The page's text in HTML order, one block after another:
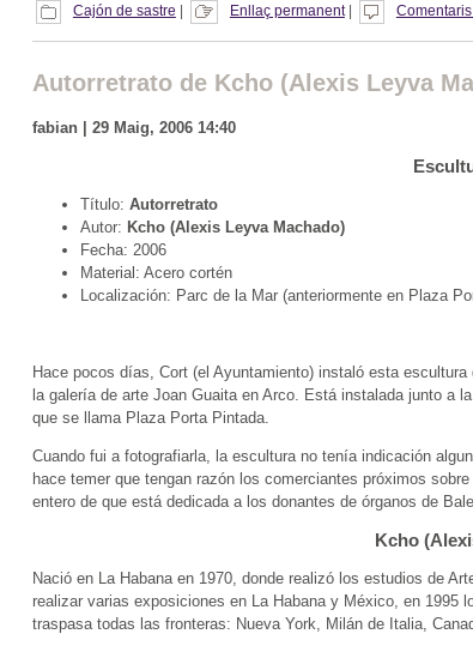
Cajón de sastre | Enllaç permanent|
Autorretrato de Kcho (Alexis Leyva
fabian | 29 Maig, 2006 14:40
Título: Autorretrato
Autor: Kcho (Alexis Leyva Machado)
Fecha: 2006
Material: Acero cortén
Localización: Parc de la Mar (anteriormente en Plaza
Hace pocos días, Cort (el Ayuntamiento) instaló esta escultura
la galería de arte Joan Guaita en Arco. Está instalada junto a
que se llama Plaza Porta Pintada.
Cuando fui a fotografiarla, la escultura no tenía indicación
hace temer que tengan razón los comerciantes próximos
entero de que está dedicada a los donantes de órganos de
Kcho
Nació en La Habana en 1970, donde realizó los estudios de
realizar varias exposiciones en La Habana y México, en 1995
traspasa todas las fronteras: Nueva York, Milán de Italia,